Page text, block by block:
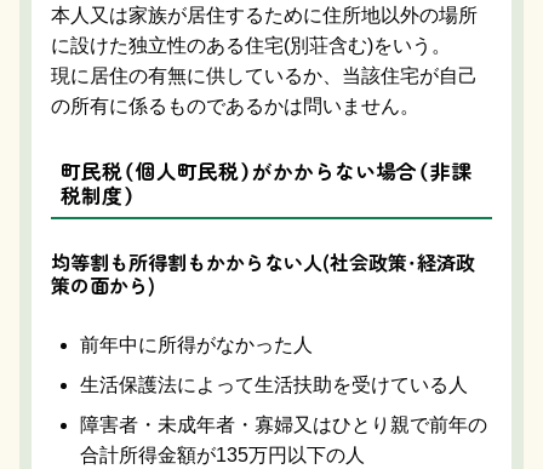
本人又は家族が居住するために住所地以外の場所
に設けた独立性のある住宅(別荘含む)をいう。
現に居住の有無に供しているか、当該住宅が自己
の所有に係るものであるかは問いません。
町民税（個人町民税）がかからない場合（非課
税制度）
均等割も所得割もかからない人(社会政策・経済政
策の面から)
前年中に所得がなかった人
生活保護法によって生活扶助を受けている人
障害者・未成年者・寡婦又はひとり親で前年の
合計所得金額が135万円以下の人